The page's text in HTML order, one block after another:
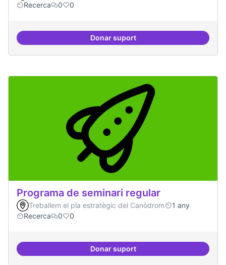
Recerca
0 0
Donar suportTecnologies lliures en servidors
Programa de seminari regular
Treballem el pla estratègic del Canòdrom
1 any
Recerca
0 0
Donar suportPrograma de seminari regular